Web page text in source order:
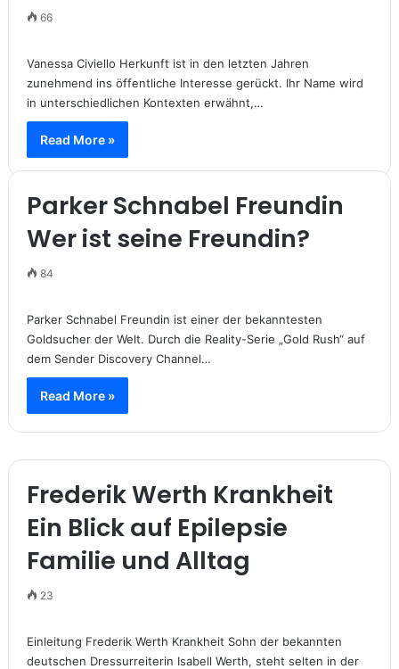
66
Vanessa Civiello Herkunft ist in den letzten Jahren
zunehmend ins öffentliche Interesse gerückt. Ihr Name wird
in unterschiedlichen Kontexten erwähnt,…
Read More »
Parker Schnabel Freundin
Wer ist seine Freundin?
84
Parker Schnabel Freundin ist einer der bekanntesten
Goldsucher der Welt. Durch die Reality-Serie „Gold Rush“ auf
dem Sender Discovery Channel…
Read More »
Frederik Werth Krankheit
Ein Blick auf Epilepsie
Familie und Alltag
23
Einleitung Frederik Werth Krankheit Sohn der bekannten
deutschen Dressurreiterin Isabell Werth, steht selten in der